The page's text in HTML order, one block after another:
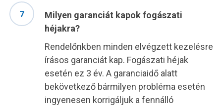
Milyen garanciát kapok fogászati
héjakra?
Rendelőnkben minden elvégzett kezelésre
írásos garanciát kap. Fogászati héjak
esetén ez 3 év. A garanciaidő alatt
bekövetkező bármilyen probléma esetén
ingyenesen korrigáljuk a fennálló